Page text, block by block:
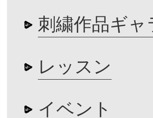
刺繍作品ギャ
レッスン
イベント